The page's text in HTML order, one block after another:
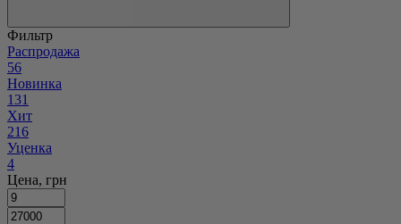
Фильтр
Распродажа
56
Новинка
131
Хит
216
Уценка
4
Цена, грн